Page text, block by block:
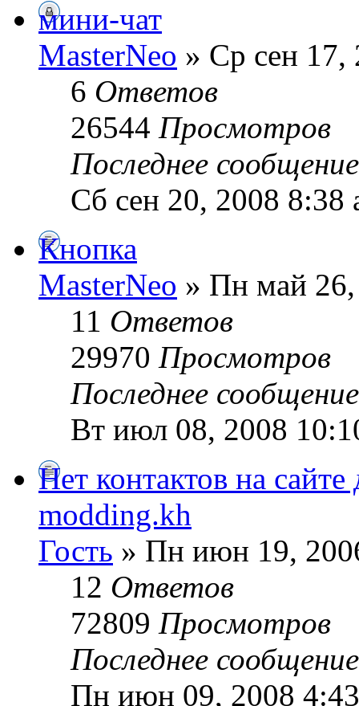
мини-чат
MasterNeo » Ср сен 17,
6 Ответов
26544 Просмотров
Последнее
Сб сен 20, 2008 8:38
Кнопка
MasterNeo » Пн май
11 Ответов
29970 Просмотров
Последнее
Вт июл 08, 2008
Нет контактов на
modding.kh
Гость » Пн июн 19,
12 Ответов
72809 Просмотров
Последнее
Пн июн 09, 2008